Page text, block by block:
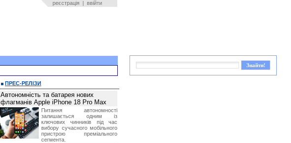
реєстрація | ввійти
ПРЕС-РЕЛІЗИ
Автономність та батарея нових
флагманів Apple iPhone 18 Pro Max
Питання автономності
залишається одним із
ключових чинників під час
вибору сучасного мобільного
пристрою преміального
сегмента.